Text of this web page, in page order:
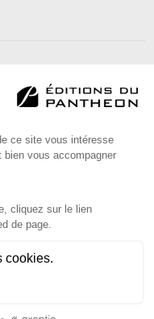
vie, humanité et
Bourdelle